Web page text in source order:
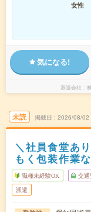
女性
気になる!
派遣会社
未読 掲載日 2026/08/02
＼社員食堂あ
もく包装作業な
職種未経験OK 交通
派遣